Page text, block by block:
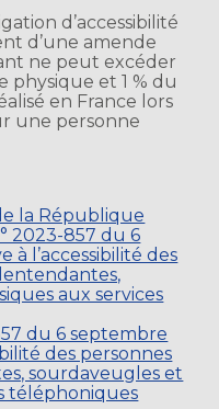
d’accessibilité
d’une amende
ne peut excéder
et 1 % du
en France lors
une personne
la République
2023-857 du 6
l’accessibilité des
aux services
du 6 septembre
des personnes
sourdaveugles et
téléphoniques